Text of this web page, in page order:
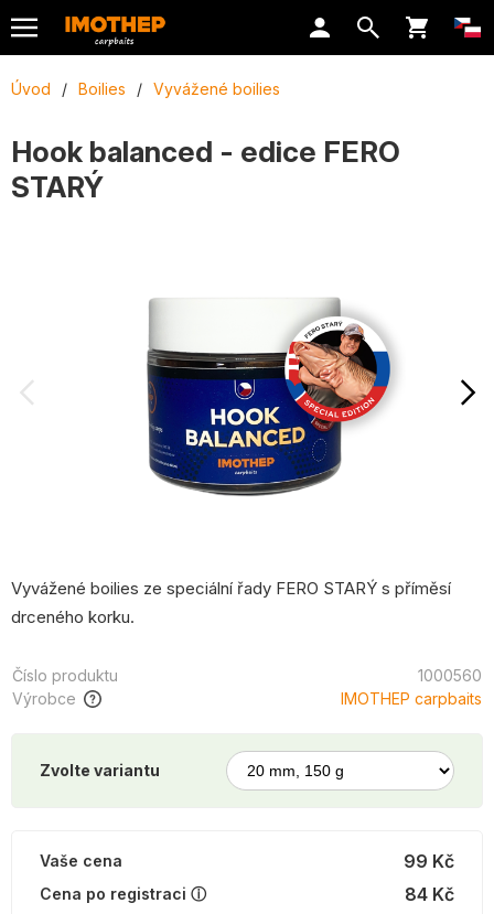
Úvod / Boilies / Vyvážené boilies
Hook balanced - edice FERO
STARÝ
Vyvážené boilies ze speciální řady FERO STARÝ s příměsí
drceného korku.
Číslo produktu
1000560
Výrobce
IMOTHEP carpbaits
Zvolte variantu
99 Kč
Vaše cena
Cena po registraci ⓘ
84 Kč